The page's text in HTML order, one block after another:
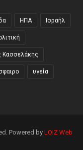
ΗΠΑ Ισραήλ
Κασσελάκης
υγεία
Powered by LOIZ Web